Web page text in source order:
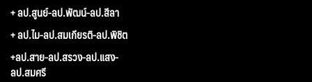
+ ลป.สูนย์-ลป.พัฒน์-ลป.สีลา
+ ลป.ไม-ลป.สมเกียรติ-ลป.พิชิต
+ลป.สาย-ลป.สรวง-ลป.แสง-
ลป.สมศรี